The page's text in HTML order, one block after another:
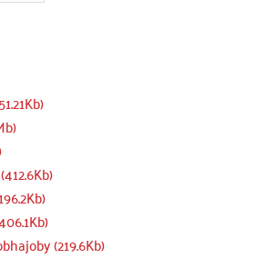
(219.6Kb)